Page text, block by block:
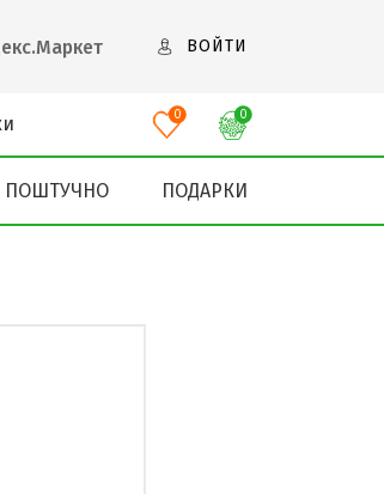
ВОЙТИ
0 0
ПОШТУЧНО ПОДАРКИ